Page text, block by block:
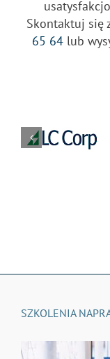
Skontaktuj się
65 64 lub
SZKOLENIA